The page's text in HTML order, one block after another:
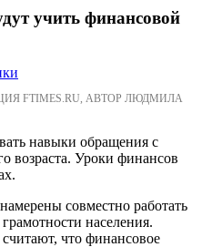
учить финансовой
FTIMES.RU, АВТОР ЛЮДМИЛА
навыки обращения с
возраста. Уроки финансов
совместно работать
населения.
что финансовое